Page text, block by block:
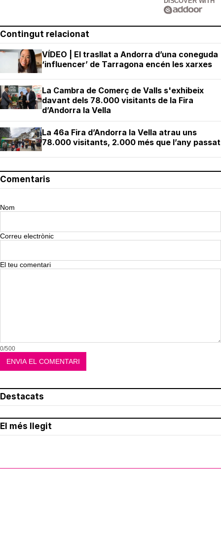
Contingut relacionat
VÍDEO | El trasllat a Andorra d’una coneguda
‘influencer’ de Tarragona encén les xarxes
La Cambra de Comerç de Valls s'exhibeix
davant dels 78.000 visitants de la Fira
d’Andorra la Vella
La 46a Fira d’Andorra la Vella atrau uns
78.000 visitants, 2.000 més que l’any passat
Comentaris
Nom
Correu electrònic
El teu comentari
0/500
Destacats
El més llegit